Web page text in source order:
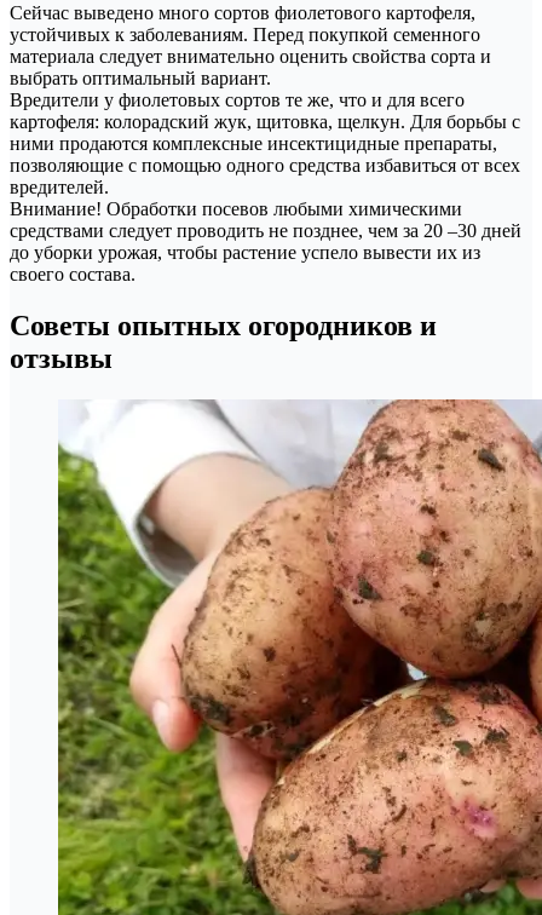
Сейчас выведено много сортов фиолетового картофеля,
устойчивых к заболеваниям. Перед покупкой семенного
материала следует внимательно оценить свойства сорта и
выбрать оптимальный вариант.
Вредители у фиолетовых сортов те же, что и для всего
картофеля: колорадский жук, щитовка, щелкун. Для борьбы с
ними продаются комплексные инсектицидные препараты,
позволяющие с помощью одного средства избавиться от всех
вредителей.
Внимание! Обработки посевов любыми химическими
средствами следует проводить не позднее, чем за 20 –30 дней
до уборки урожая, чтобы растение успело вывести их из
своего состава.
Советы опытных огородников и
отзывы